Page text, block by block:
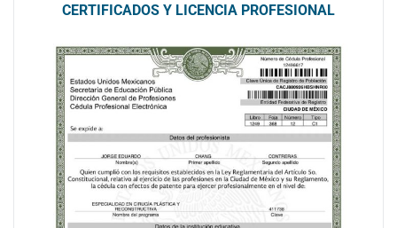
CERTIFICADOS Y LICENCIA PROFESIONAL